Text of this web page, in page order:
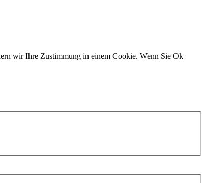
wir Ihre Zustimmung in einem Cookie. Wenn Sie Ok